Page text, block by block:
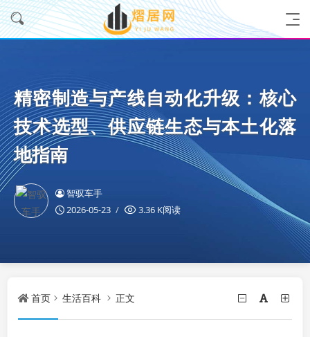
精密制造与产线自动化升级：核心
技术选型、供应链生态与本土化落
地指南
智驭车手
2026-05-23
3.36 K阅读
首页 生活百科 正文